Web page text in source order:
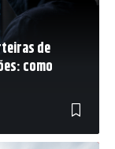
de
como